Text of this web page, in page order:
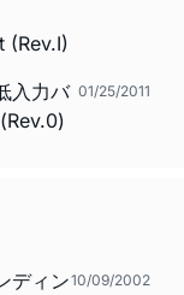
(Rev.I)
入力バ 01/25/2011
ディン10/09/2002